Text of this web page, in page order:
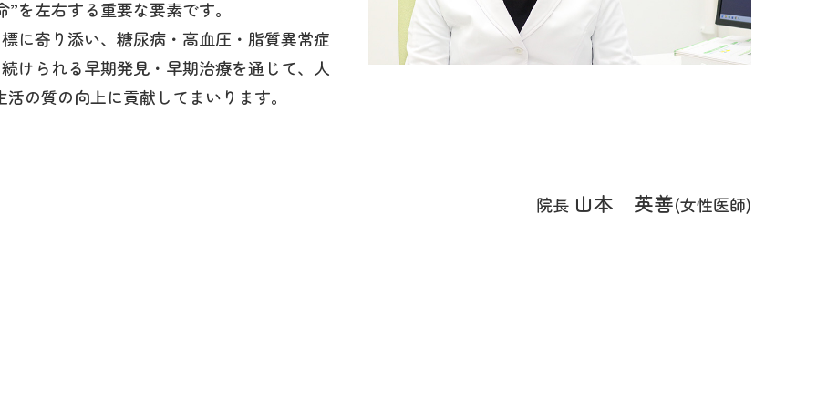
を左右する重要な要素です。
に寄り添い、糖尿病・高血圧・脂質異常症
けられる早期発見・早期治療を通じて、人
の質の向上に貢献してまいります。
院長 山本 英善(女性医師)